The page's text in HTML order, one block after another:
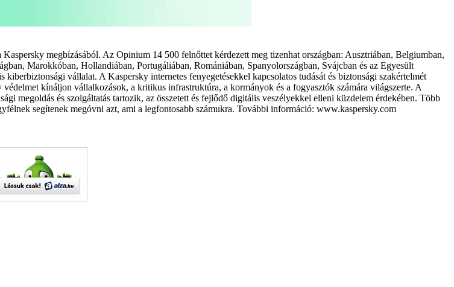
megbízásából. Az Opinium 14 500 felnőttet kérdezett meg tizenhat országban: Ausztriában, Belgiumban,
Marokkóban, Hollandiában, Portugáliában, Romániában, Spanyolországban, Svájcban és az Egyesült
vállalat. A Kaspersky internetes fenyegetésekkel kapcsolatos tudását és biztonsági szakértelmét
kínáljon vállalkozások, a kritikus infrastruktúra, a kormányok és a fogyasztók számára világszerte. A
megoldás és szolgáltatás tartozik, az összetett és fejlődő digitális veszélyekkel elleni küzdelem érdekében. Több
segítenek megóvni azt, ami a legfontosabb számukra. További információ: www.kaspersky.com